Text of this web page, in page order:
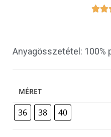

Anyagösszetétel: 100%
MÉRET
36 38 40